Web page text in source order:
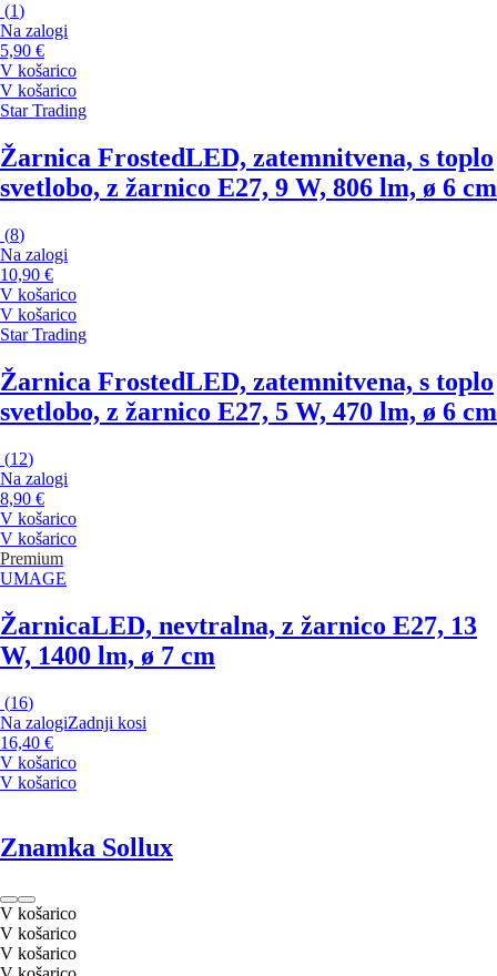
(1)
Na zalogi
5,90 €
V košarico
V košarico
Star Trading
Žarnica FrostedLED, zatemnitvena, s toplo
svetlobo, z žarnico E27, 9 W, 806 lm, ø 6 cm
(8)
Na zalogi
10,90 €
V košarico
V košarico
Star Trading
Žarnica FrostedLED, zatemnitvena, s toplo
svetlobo, z žarnico E27, 5 W, 470 lm, ø 6 cm
(12)
Na zalogi
8,90 €
V košarico
V košarico
Premium
UMAGE
ŽarnicaLED, nevtralna, z žarnico E27, 13
W, 1400 lm, ø 7 cm
(16)
Na zalogiZadnji kosi
16,40 €
V košarico
V košarico
Znamka Sollux
V košarico
V košarico
V košarico